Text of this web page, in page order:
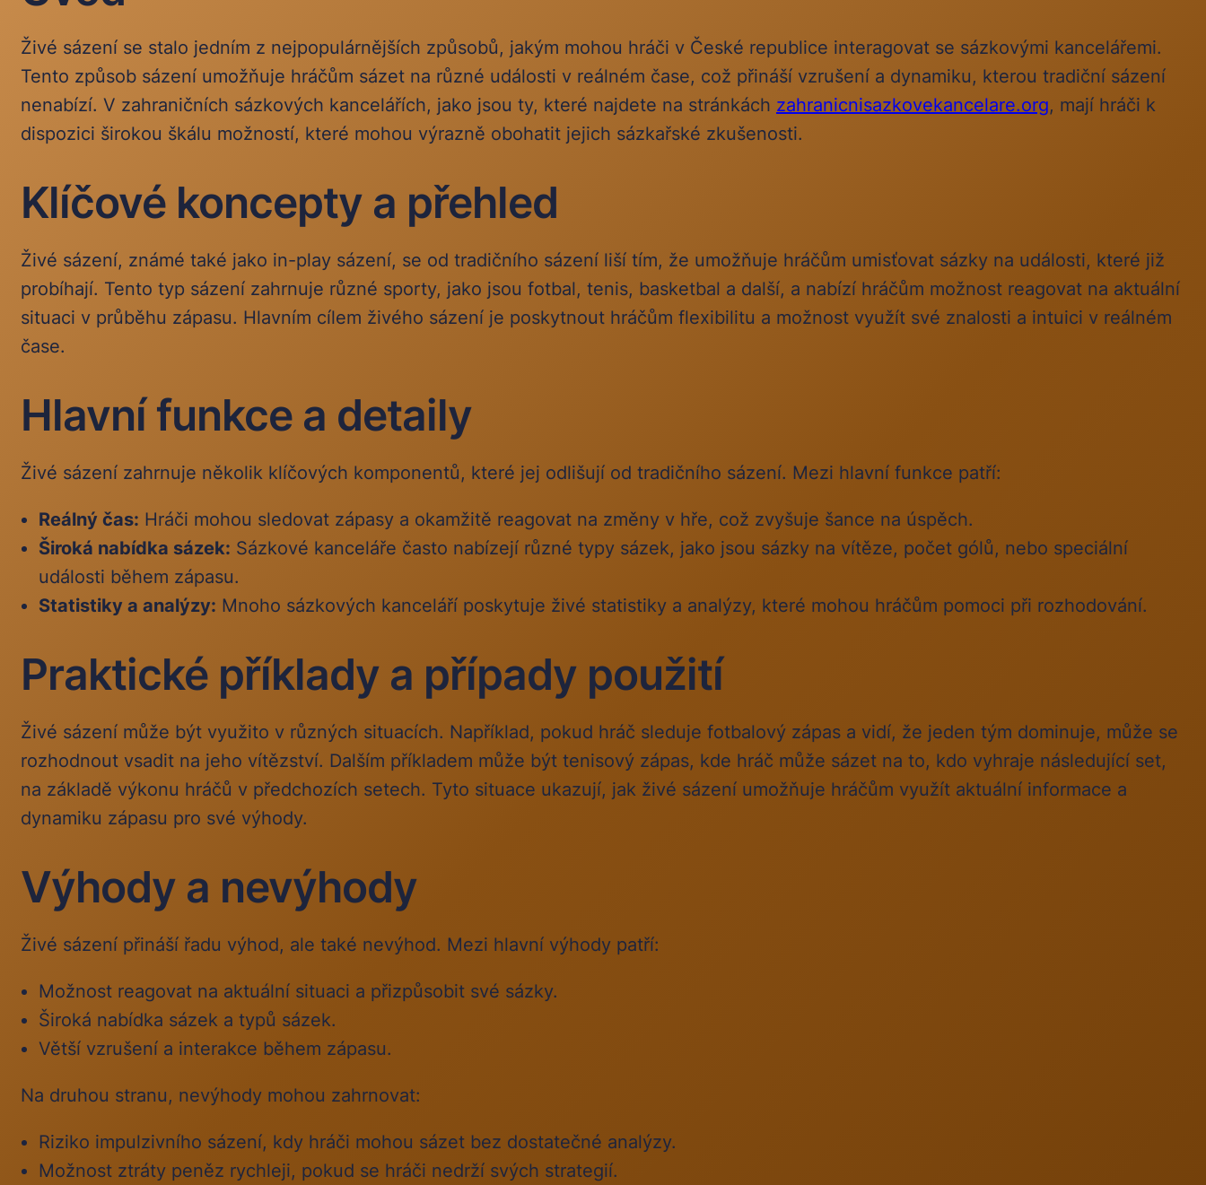
Živé sázení se stalo jedním z nejpopulárnějších způsobů, jakým mohou hráči v České republice interagovat se sázkovými kancelářemi.
Tento způsob sázení umožňuje hráčům sázet na různé události v reálném čase, což přináší vzrušení a dynamiku, kterou tradiční sázení
nenabízí. V zahraničních sázkových kancelářích, jako jsou ty, které najdete na stránkách zahranicnisazkovekancelare.org, mají hráči k
dispozici širokou škálu možností, které mohou výrazně obohatit jejich sázkařské zkušenosti.
Klíčové koncepty a přehled
Živé sázení, známé také jako in-play sázení, se od tradičního sázení liší tím, že umožňuje hráčům umisťovat sázky na události, které již
probíhají. Tento typ sázení zahrnuje různé sporty, jako jsou fotbal, tenis, basketbal a další, a nabízí hráčům možnost reagovat na aktuální
situaci v průběhu zápasu. Hlavním cílem živého sázení je poskytnout hráčům flexibilitu a možnost využít své znalosti a intuici v reálném
čase.
Hlavní funkce a detaily
Živé sázení zahrnuje několik klíčových komponentů, které jej odlišují od tradičního sázení. Mezi hlavní funkce patří:
Reálný čas: Hráči mohou sledovat zápasy a okamžitě reagovat na změny v hře, což zvyšuje šance na úspěch.
Široká nabídka sázek: Sázkové kanceláře často nabízejí různé typy sázek, jako jsou sázky na vítěze, počet gólů, nebo speciální
události během zápasu.
Statistiky a analýzy: Mnoho sázkových kanceláří poskytuje živé statistiky a analýzy, které mohou hráčům pomoci při rozhodování.
Praktické příklady a případy použití
Živé sázení může být využito v různých situacích. Například, pokud hráč sleduje fotbalový zápas a vidí, že jeden tým dominuje, může se
rozhodnout vsadit na jeho vítězství. Dalším příkladem může být tenisový zápas, kde hráč může sázet na to, kdo vyhraje následující set,
na základě výkonu hráčů v předchozích setech. Tyto situace ukazují, jak živé sázení umožňuje hráčům využít aktuální informace a
dynamiku zápasu pro své výhody.
Výhody a nevýhody
Živé sázení přináší řadu výhod, ale také nevýhod. Mezi hlavní výhody patří:
Možnost reagovat na aktuální situaci a přizpůsobit své sázky.
Široká nabídka sázek a typů sázek.
Větší vzrušení a interakce během zápasu.
Na druhou stranu, nevýhody mohou zahrnovat:
Riziko impulzivního sázení, kdy hráči mohou sázet bez dostatečné analýzy.
Možnost ztráty peněz rychleji, pokud se hráči nedrží svých strategií.